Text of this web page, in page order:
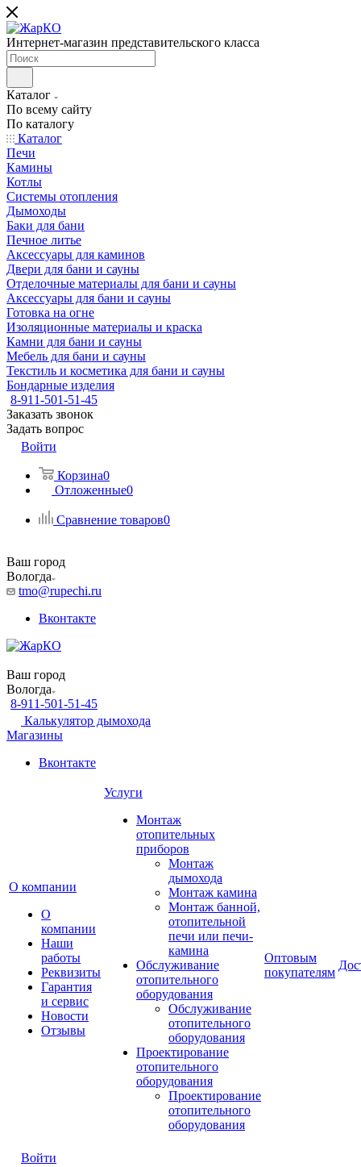
Интернет-магазин представительского класса
Каталог
По всему сайту
По каталогу
Каталог
Печи
Камины
Котлы
Системы отопления
Дымоходы
Баки для бани
Печное литье
Аксессуары для каминов
Двери для бани и сауны
Отделочные материалы для бани и сауны
Аксессуары для бани и сауны
Готовка на огне
Изоляционные материалы и краска
Камни для бани и сауны
Мебель для бани и сауны
Текстиль и косметика для бани и сауны
Бондарные изделия
8-911-501-51-45
Заказать звонок
Задать вопрос
Войти
Корзина0
Отложенные0
Сравнение товаров0
Ваш город
Вологда
tmo@rupechi.ru
Вконтакте
Ваш город
Вологда
8-911-501-51-45
Калькулятор дымохода
Магазины
Вконтакте
О компании
О
компании
Наши
работы
Реквизиты
Гарантия
и сервис
Новости
Отзывы
Услуги
Монтаж
отопительных
приборов
Монтаж
дымохода
Монтаж камина
Монтаж банной,
отопительной
печи или печи-
камина
Обслуживание
отопительного
оборудования
Обслуживание
отопительного
оборудования
Проектирование
отопительного
оборудования
Проектирование
отопительного
оборудования
Оптовым
покупателям
Войти